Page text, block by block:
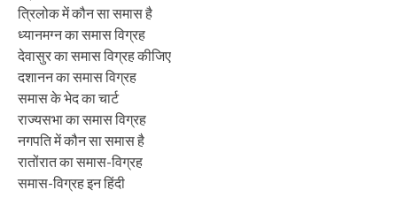
त्रिलोक में कौन सा समास है
ध्यानमग्न का समास विग्रह
देवासुर का समास विग्रह कीजिए
दशानन का समास विग्रह
समास के भेद का चार्ट
राज्यसभा का समास विग्रह
नगपति में कौन सा समास है
रातोंरात का समास-विग्रह
समास-विग्रह इन हिंदी